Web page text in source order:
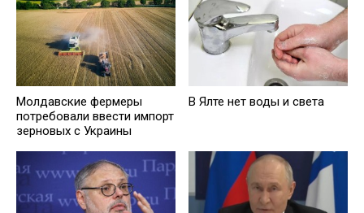
Молдавские фермеры
потребовали ввести импорт
зерновых с Украины
В Ялте нет воды и света